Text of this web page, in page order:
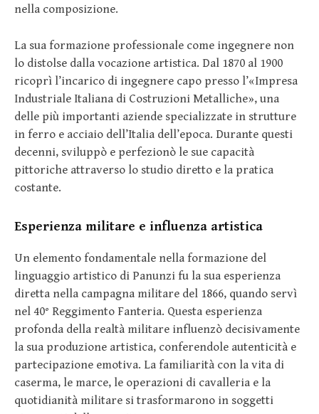
nella composizione.
La sua formazione professionale come ingegnere non
lo distolse dalla vocazione artistica. Dal 1870 al 1900
ricoprì l’incarico di ingegnere capo presso l’«Impresa
Industriale Italiana di Costruzioni Metalliche», una
delle più importanti aziende specializzate in strutture
in ferro e acciaio dell’Italia dell’epoca. Durante questi
decenni, sviluppò e perfezionò le sue capacità
pittoriche attraverso lo studio diretto e la pratica
costante.
Esperienza militare e influenza artistica
Un elemento fondamentale nella formazione del
linguaggio artistico di Panunzi fu la sua esperienza
diretta nella campagna militare del 1866, quando servì
nel 40° Reggimento Fanteria. Questa esperienza
profonda della realtà militare influenzò decisivamente
la sua produzione artistica, conferendole autenticità e
partecipazione emotiva. La familiarità con la vita di
caserma, le marce, le operazioni di cavalleria e la
quotidianità militare si trasformarono in soggetti